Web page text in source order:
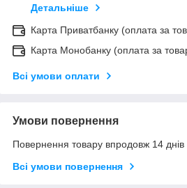
Детальніше
Карта Приватбанку (оплата за
Карта Монобанку (оплата за
Всі умови оплати
Умови повернення
Повернення товару впродовж 14 днів
Всі умови повернення